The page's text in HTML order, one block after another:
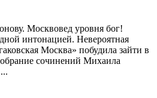
Москвовед уровня бог!
интонацией. Невероятная
Москва» побудила зайти в
сочинений Михаила